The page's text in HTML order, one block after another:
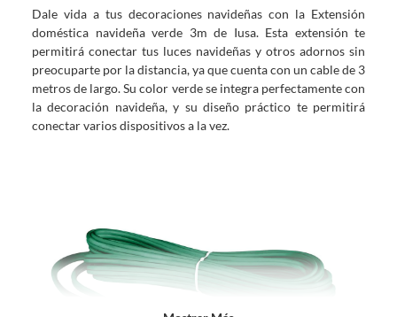
Dale vida a tus decoraciones navideñas con la Extensión
doméstica navideña verde 3m de Iusa. Esta extensión te
permitirá conectar tus luces navideñas y otros adornos sin
preocuparte por la distancia, ya que cuenta con un cable de 3
metros de largo. Su color verde se integra perfectamente con
la decoración navideña, y su diseño práctico te permitirá
conectar varios dispositivos a la vez.